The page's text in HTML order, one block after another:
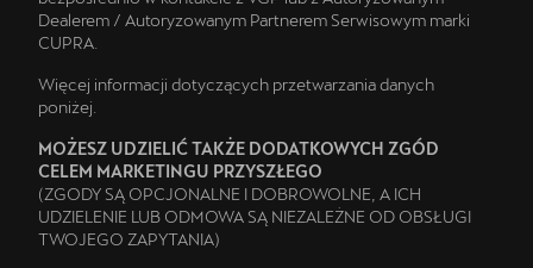
Dealerem / Autoryzowanym Partnerem Serwisowym marki
CUPRA.
Więcej informacji dotyczących przetwarzania danych
poniżej.
MOŻESZ UDZIELIĆ TAKŻE DODATKOWYCH ZGÓD
CELEM MARKETINGU PRZYSZŁEGO
(ZGODY SĄ OPCJONALNE I DOBROWOLNE, A ICH
UDZIELENIE LUB ODMOWA SĄ NIEZALEŻNE OD OBSŁUGI
TWOJEGO ZAPYTANIA)